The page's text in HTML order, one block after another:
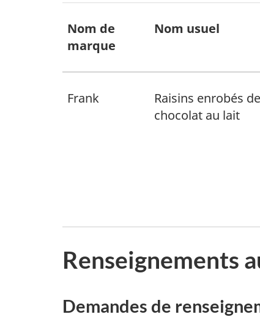
touchés
Nom de
marque
Nom usuel
Frank
Raisins enrobés de
chocolat au lait
Renseignements
Demandes de